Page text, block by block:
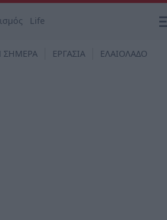
Life
ΣΗΜΕΡΑ ΕΡΓΑΣΙΑ ΕΛΑΙΟΛΑΔΟ